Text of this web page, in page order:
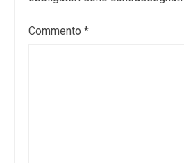
Commento *